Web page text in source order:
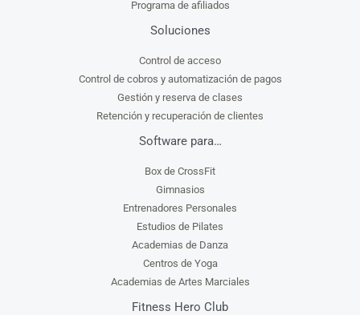
Programa de afiliados
Soluciones
Control de acceso
Control de cobros y automatización de pagos
Gestión y reserva de clases
Retención y recuperación de clientes
Software para…
Box de CrossFit
Gimnasios
Entrenadores Personales
Estudios de Pilates
Academias de Danza
Centros de Yoga
Academias de Artes Marciales
Fitness Hero Club